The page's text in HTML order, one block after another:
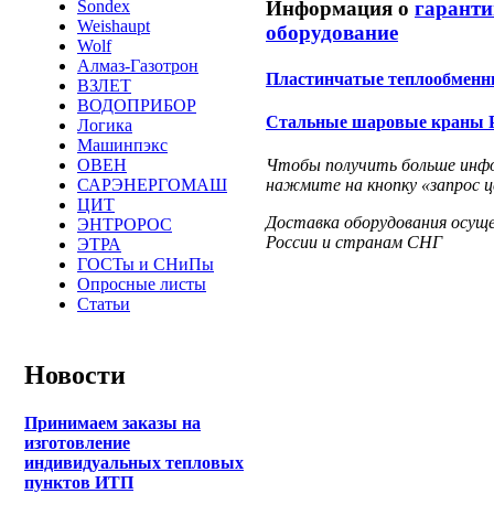
Sondex
Weishaupt
Wolf
Алмаз-Газотрон
ВЗЛЕТ
ВОДОПРИБОР
Логика
Машинпэкс
ОВЕН
САРЭНЕРГОМАШ
ЦИТ
ЭНТРОРОС
ЭТРА
ГОСТы и СНиПы
Опросные листы
Статьи
Новости
Принимаем заказы на
изготовление
индивидуальных тепловых
пунктов ИТП
Информация о
оборудование
Пластинчатые
Стальные шаровые краны
Чтобы получить больше
нажмите на кнопку «запрос
Доставка оборудования
России и странам СНГ